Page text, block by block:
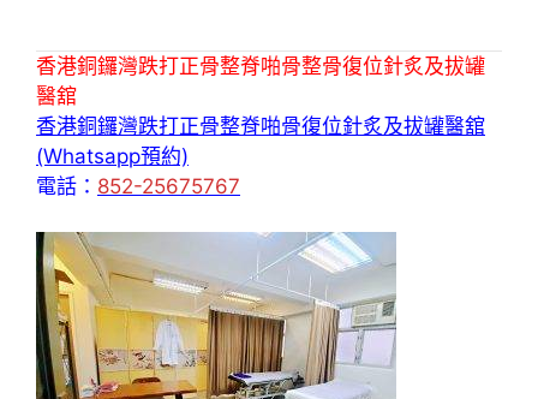
香港銅鑼灣跌打正骨整脊啪骨整骨復位針炙及拔罐
醫舘
香港銅鑼灣跌打正骨整脊啪骨復位針炙及拔罐醫舘
(Whatsapp預約)
電話： 852-25675767